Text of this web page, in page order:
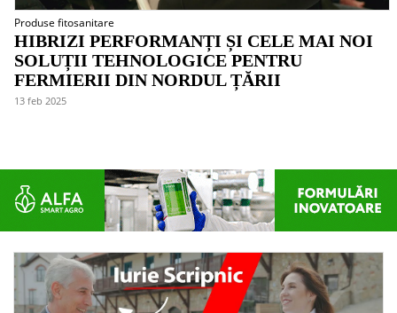
Produse fitosanitare
HIBRIZI PERFORMANȚI ȘI CELE MAI NOI
SOLUȚII TEHNOLOGICE PENTRU
FERMIERII DIN NORDUL ȚĂRII
13 feb 2025